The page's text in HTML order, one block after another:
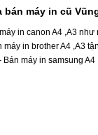
bán máy in cũ
in canon A4 ,A3
máy in brother A4 ,A3
Bán máy in samsung